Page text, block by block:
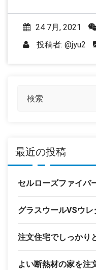
24 7月, 2021
投稿者: @jyu2
最近の投稿
セルローズファイバ
グラスウールVSウレ
注文住宅でしっかり
よい断熱材の家を注